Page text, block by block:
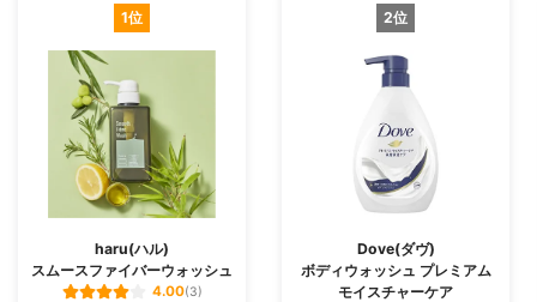
1位
haru(ハル)
スムースファイバーウォッシュ
4.00(3)
2位
Dove(ダヴ)
ボディウォッシュ プレミアム
モイスチャーケア